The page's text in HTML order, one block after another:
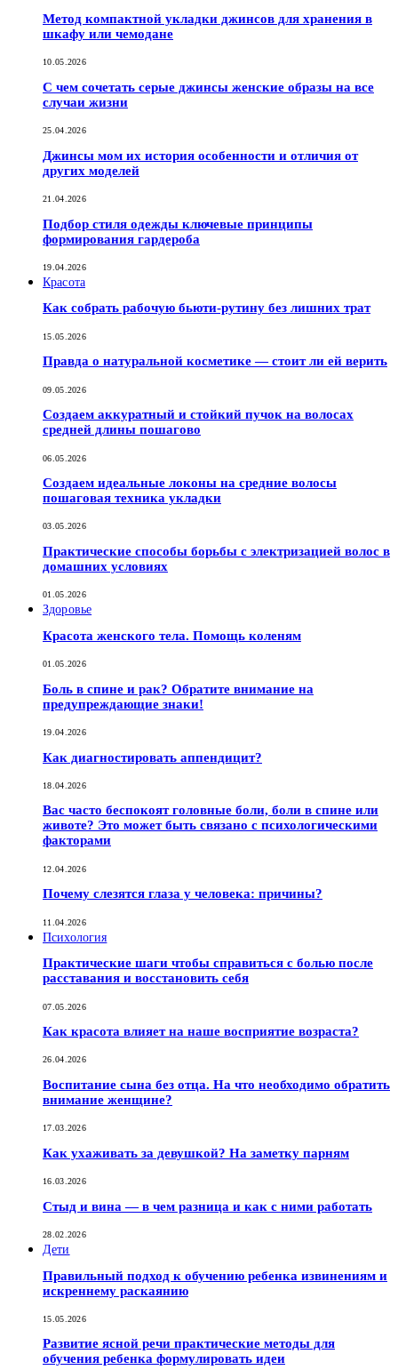
Метод компактной укладки джинсов для хранения в
шкафу или чемодане
10.05.2026
С чем сочетать серые джинсы женские образы на все
случаи жизни
25.04.2026
Джинсы мом их история особенности и отличия от
других моделей
21.04.2026
Подбор стиля одежды ключевые принципы
формирования гардероба
19.04.2026
Красота
Как собрать рабочую бьюти-рутину без лишних трат
15.05.2026
Правда о натуральной косметике — стоит ли ей верить
09.05.2026
Создаем аккуратный и стойкий пучок на волосах
средней длины пошагово
06.05.2026
Создаем идеальные локоны на средние волосы
пошаговая техника укладки
03.05.2026
Практические способы борьбы с электризацией волос в
домашних условиях
01.05.2026
Здоровье
Красота женского тела. Помощь коленям
01.05.2026
Боль в спине и рак? Обратите внимание на
предупреждающие знаки!
19.04.2026
Как диагностировать аппендицит?
18.04.2026
Вас часто беспокоят головные боли, боли в спине или
животе? Это может быть связано с психологическими
факторами
12.04.2026
Почему слезятся глаза у человека: причины?
11.04.2026
Психология
Практические шаги чтобы справиться с болью после
расставания и восстановить себя
07.05.2026
Как красота влияет на наше восприятие возраста?
26.04.2026
Воспитание сына без отца. На что необходимо обратить
внимание женщине?
17.03.2026
Как ухаживать за девушкой? На заметку парням
16.03.2026
Стыд и вина — в чем разница и как с ними работать
28.02.2026
Дети
Правильный подход к обучению ребенка извинениям и
искреннему раскаянию
15.05.2026
Развитие ясной речи практические методы для
обучения ребенка формулировать идеи